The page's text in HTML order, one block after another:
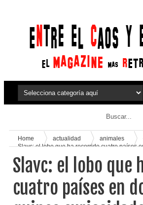
Home actualidad animales
Slavc: el lobo que ha recorrido cuatro países
Slavc: el lobo que
cuatro países en